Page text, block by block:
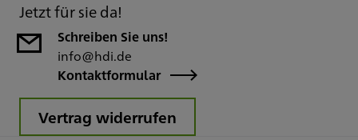
Jetzt für sie da!
Schreiben Sie uns!
info@hdi.de
Kontaktformular
Vertrag widerrufen